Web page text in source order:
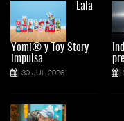
Lala
Yomi® y Toy Story
impulsa
30 JUL 2026